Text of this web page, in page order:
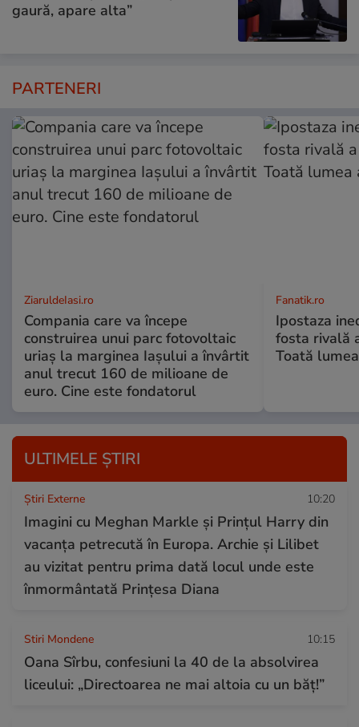
gaură, apare alta”
PARTENERI
ZiaruldeIasi.ro
Compania care va începe
construirea unui parc fotovoltaic
uriaș la marginea Iașului a învârtit
anul trecut 160 de milioane de
euro. Cine este fondatorul
Fanatik.ro
Ipostaza
fosta rivală
Toată
ULTIMELE ȘTIRI
Știri Externe 10:20
Imagini cu Meghan Markle și Prințul Harry din
vacanța petrecută în Europa. Archie și Lilibet
au vizitat pentru prima dată locul unde este
înmormântată Prințesa Diana
Stiri Mondene 10:15
Oana Sîrbu, confesiuni la 40 de la absolvirea
liceului: „Directoarea ne mai altoia cu un băț!”